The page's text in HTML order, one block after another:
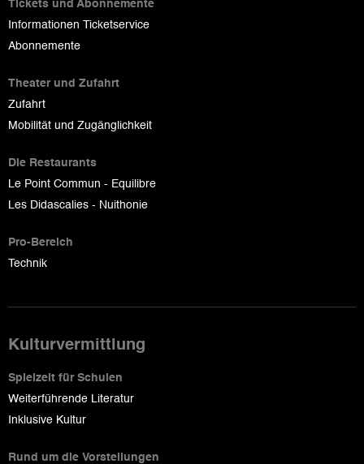
Tickets und Abonnemente
Informationen Ticketservice
Abonnemente
Theater und Zufahrt
Zufahrt
Mobilität und Zugänglichkeit
Die Restaurants
Le Point Commun - Equilibre
Les Didascalies - Nuithonie
Pro-Bereich
Technik
Kulturvermittlung
Spielzeit für Schulen
Weiterführende Literatur
Inklusive Kultur
Rund um die Vorstellungen